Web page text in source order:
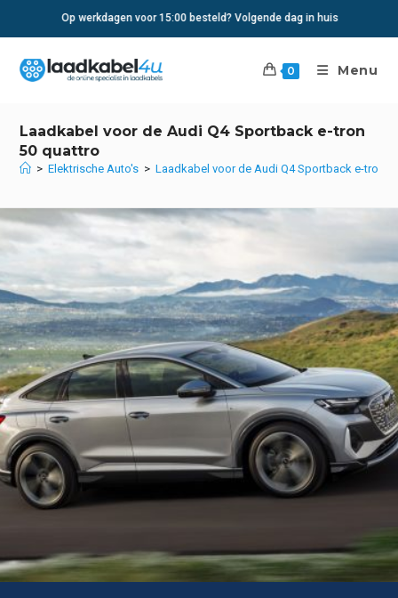
Op werkdagen voor 15:00 besteld? Volgende dag in huis
0 Menu
Laadkabel voor de Audi Q4 Sportback e-tron
50 quattro
> Elektrische Auto's > Laadkabel voor de Audi Q4 Sportback e-tron